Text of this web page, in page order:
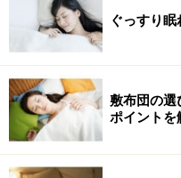
ぐっすり
敷布団の選
ポイントを